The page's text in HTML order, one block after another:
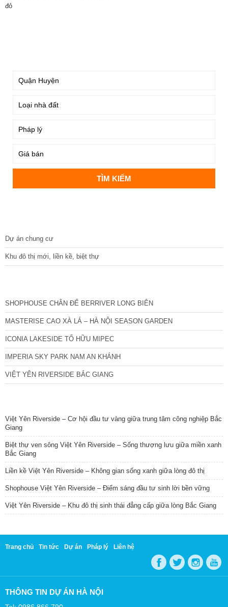
đỏ
Dự án chung cư
Khu đô thị mới, liền kề, biệt thự
SHOPHOUSE CHÂN ĐẾ BERRIVER LONG BIÊN
MASTERISE CAO XÀ LÁ – HÀ NỘI SEASON GARDEN
ICONIA LAKESIDE TỐ HỮU MIPEC
IMPERIA SKY PARK NAM AN KHÁNH
VIỆT YÊN RIVERSIDE BẮC GIANG
Việt Yên Riverside – Cơ hội đầu tư vàng giữa trung tâm công nghiệp Bắc
Giang
Biệt thự ven sông Việt Yên Riverside – Sống thượng lưu giữa miền xanh
Bắc Giang
Liền kề Việt Yên Riverside – Không gian sống xanh giữa lòng đô thị
Shophouse Việt Yên Riverside – Điểm sáng đầu tư sinh lời bền vững
Việt Yên Riverside – Khu đô thị sinh thái đẳng cấp giữa lòng Bắc Giang
Trang chủ Tin tức Dự án Pháp lý Liên hệ
THÔNG TIN DỰ ÁN HÀ NỘI